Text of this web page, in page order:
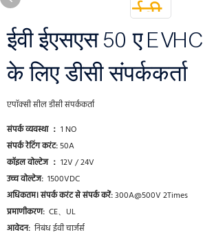
ईवी ईएसएस 50 ए
के लिए डीसी संपर्ककर्ता
एपॉक्सी सील डीसी संपर्ककर्ता
संपर्क व्यवस्था ： 1 NO
संपर्क रेटिंग करंट:50A
कॉइल वोल्टेज ： 12V / 24V
उच्च वोल्टेज: 1500VDC
अधिकतम। संपर्क करंट से संपर्क करें:300A@500V 2Times
प्रमाणीकरण: CE、UL
आवेदन:निबंध ईवी चार्जर्स